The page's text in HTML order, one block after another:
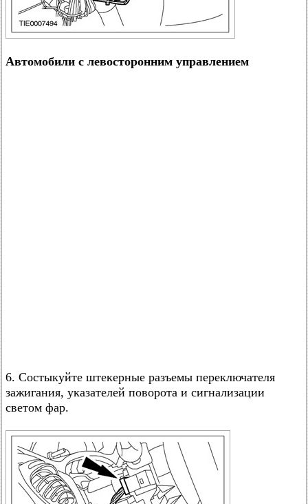
Автомобили с левосторонним управлением
6. Состыкуйте штекерные разъемы переключателя
зажигания, указателей поворота и сигнализации
светом фар.